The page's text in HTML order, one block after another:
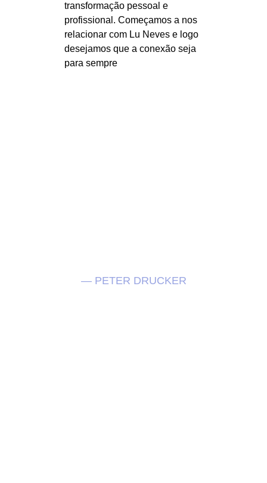
transformação pessoal e
profissional. Começamos a nos
relacionar com Lu Neves e logo
desejamos que a conexão seja
para sempre
— PETER DRUCKER